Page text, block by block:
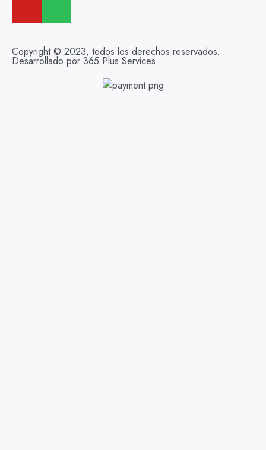
Copyright © 2023, todos los derechos reservados.
Desarrollado por 365 Plus Services